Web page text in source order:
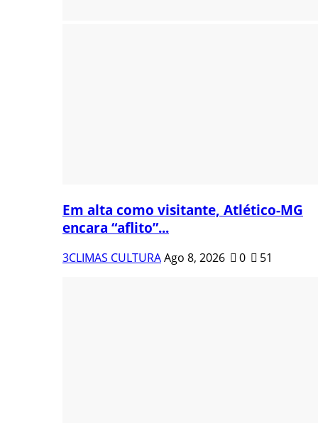
Em alta como visitante, Atlético-MG
encara “aflito”...
3CLIMAS CULTURAAgo 8, 2026 0 51